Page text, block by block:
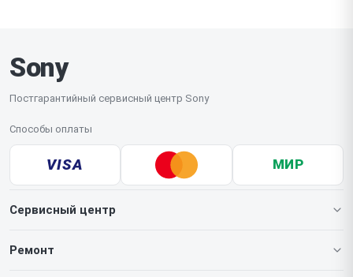
Sony
Постгарантийный сервисный центр Sony
Способы оплаты
VISA МИР
Сервисный центр
О нашем сервисе
Ремонт